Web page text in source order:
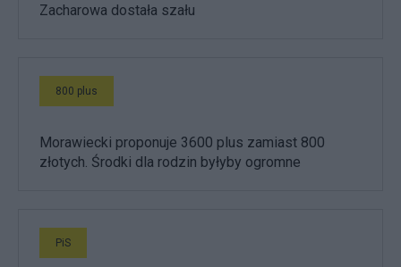
Zacharowa dostała szału
800 plus
Morawiecki proponuje 3600 plus zamiast 800
złotych. Środki dla rodzin byłyby ogromne
PiS